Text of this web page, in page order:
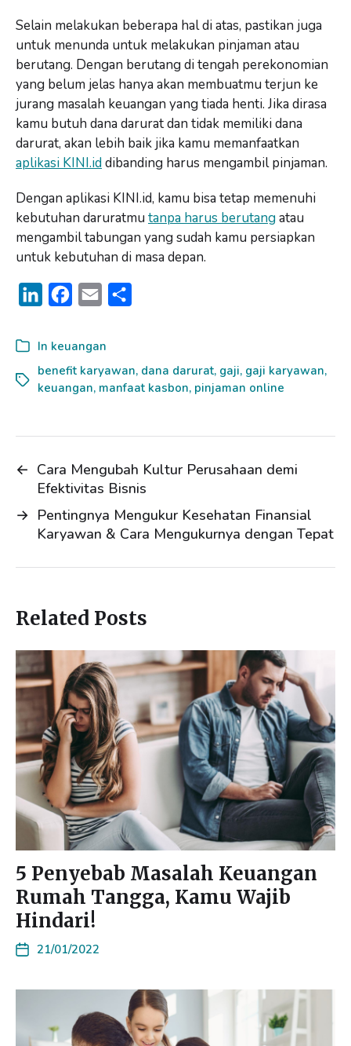
Selain melakukan beberapa hal di atas, pastikan juga
untuk menunda untuk melakukan pinjaman atau
berutang. Dengan berutang di tengah perekonomian
yang belum jelas hanya akan membuatmu terjun ke
jurang masalah keuangan yang tiada henti. Jika dirasa
kamu butuh dana darurat dan tidak memiliki dana
darurat, akan lebih baik jika kamu memanfaatkan
aplikasi KINI.iddibanding harus mengambil pinjaman.
Dengan aplikasi KINI.id, kamu bisa tetap memenuhi
kebutuhan daruratmu tanpa harus berutangatau
mengambil tabungan yang sudah kamu persiapkan
untuk kebutuhan di masa depan.
n
k
e
I
c
e
b
o
a
i
l
r
e
In keuangan
benefit karyawan, dana darurat, gaji, gaji karyawan,
keuangan, manfaat kasbon, pinjaman online
← Cara Mengubah Kultur Perusahaan demi
Efektivitas Bisnis
→ Pentingnya Mengukur Kesehatan Finansial
Karyawan & Cara Mengukurnya dengan Tepat
Related Posts
5 Penyebab Masalah Keuangan
Rumah Tangga, Kamu Wajib
Hindari!
21/01/2022